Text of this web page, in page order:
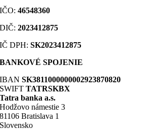
IČO:46548360
DIČ:2023412875
IČ DPH:SK2023412875
BANKOVÉ SPOJENIE
IBANSK3811000000002923870820
SWIFT TATRSKBX
Tatra banka a.s.
Hodžovo námestie 3
81106 Bratislava 1
Slovensko